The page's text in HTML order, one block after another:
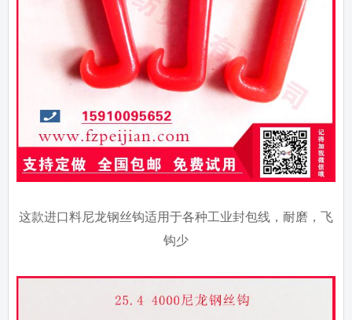
这款进口料尼龙钢丝钩适用于各种工业封包线，耐磨，飞
钩少